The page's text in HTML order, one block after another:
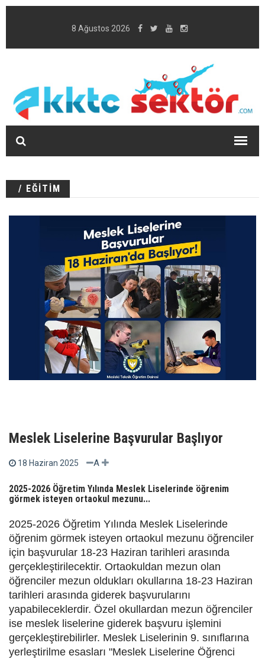
8 Ağustos 2026
/ EĞİTİM
Meslek Liselerine Başvurular Başlıyor
18 Haziran 2025 A
2025-2026 Öğretim Yılında Meslek Liselerinde öğrenim
görmek isteyen ortaokul mezunu...
2025-2026 Öğretim Yılında Meslek Liselerinde
öğrenim görmek isteyen ortaokul mezunu öğrenciler
için başvurular 18-23 Haziran tarihleri arasında
gerçekleştirilecektir. Ortaokuldan mezun olan
öğrenciler mezun oldukları okullarına 18-23 Haziran
tarihleri arasında giderek başvurularını
yapabileceklerdir. Özel okullardan mezun öğrenciler
ise meslek liselerine giderek başvuru işlemini
gerçekleştirebilirler. Meslek Liselerinin 9. sınıflarına
yerleştirilme esasları "Meslek Liselerine Öğrenci